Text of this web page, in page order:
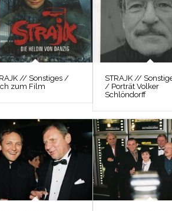
// Sonstiges /
zum Film
STRAJK //
/ Porträt Volker
Schlöndorff